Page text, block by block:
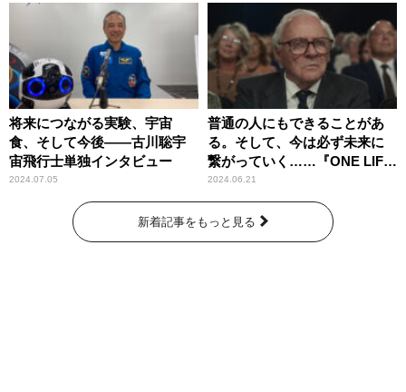
将来につながる実験、宇宙
食、そして今後――古川聡宇
宙飛行士単独インタビュー
2024.07.05
普通の人にもできることがあ
る。そして、今は必ず未来に
繋がっていく……『ONE LIFE
奇跡が繋いだ6000の命』
2024.06.21
新着記事をもっと見る